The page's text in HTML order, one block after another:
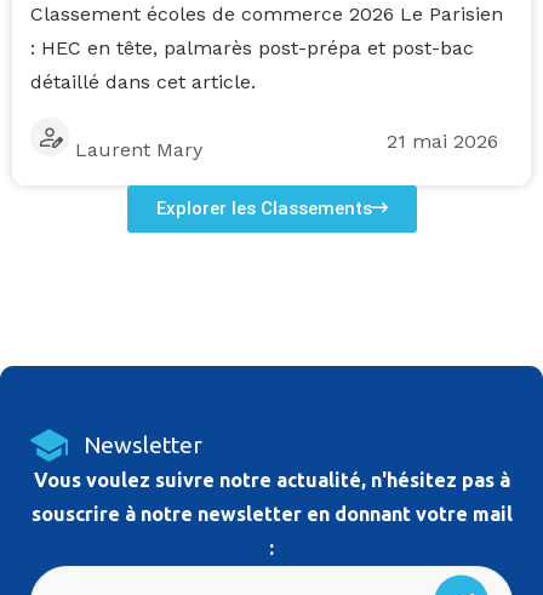
Classement écoles de commerce 2026 Le Parisien
: HEC en tête, palmarès post-prépa et post-bac
détaillé dans cet article.
Laurent Mary 21 mai 2026
Explorer les Classements
Newsletter
Vous voulez suivre notre actualité, n'hésitez pas à
souscrire à notre newsletter en donnant votre mail
: